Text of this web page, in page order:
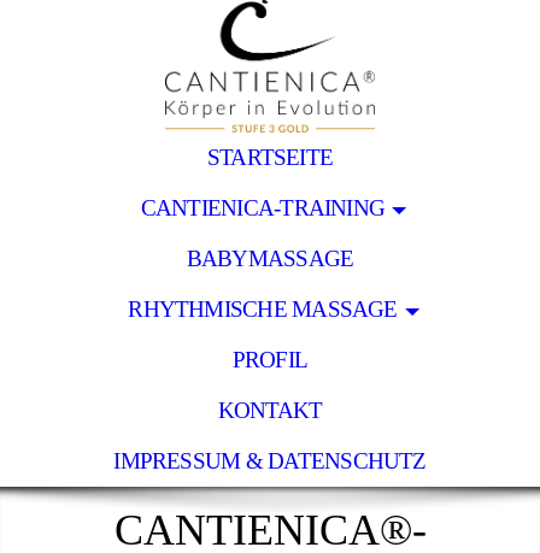
STARTSEITE
CANTIENICA-TRAINING
BABYMASSAGE
RHYTHMISCHE MASSAGE
PROFIL
KONTAKT
IMPRESSUM & DATENSCHUTZ
CANTIENICA®-